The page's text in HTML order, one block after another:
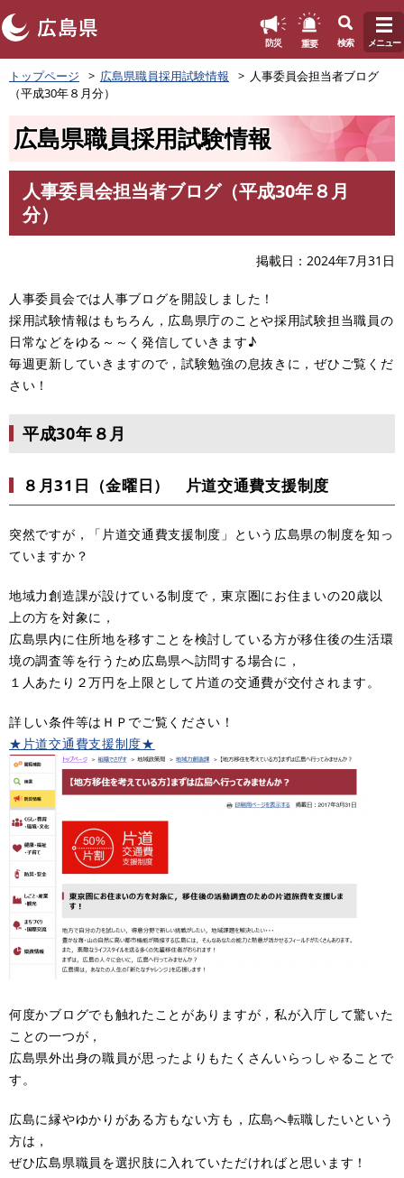
ペ
ー
防災 重要 検索 メニュー
トップページ 広島県職員採用試験情報
人事委員会担当者ブログ
（平成30年８月分）
広島県職員採用試験情報
人事委員会担当者ブログ（平成30年８月
分）
掲載日 2024年7月31日
人事委員会では人事ブログを開設しました！
採用試験情報はもちろん，広島県庁のことや採用試験担当職員の
日常などをゆる～～く発信していきます♪
毎週更新していきますので，試験勉強の息抜きに，ぜひご覧くだ
さい！
平成30年８月
８月31日（金曜日） 片道交通費支援制度
突然ですが，「片道交通費支援制度」という広島県の制度を知っ
ていますか？
地域力創造課が設けている制度で，東京圏にお住まいの20歳以
上の方を対象に，
広島県内に住所地を移すことを検討している方が移住後の生活環
境の調査等を行うため広島県へ訪問する場合に，
１人あたり２万円を上限として片道の交通費が交付されます。
詳しい条件等はＨＰでご覧ください！
★片道交通費支援制度★
何度かブログでも触れたことがありますが，私が入庁して驚いた
ことの一つが，
広島県外出身の職員が思ったよりもたくさんいらっしゃることで
す。
広島に縁やゆかりがある方もない方も，広島へ転職したいという
方は，
ぜひ広島県職員を選択肢に入れていただければと思います！